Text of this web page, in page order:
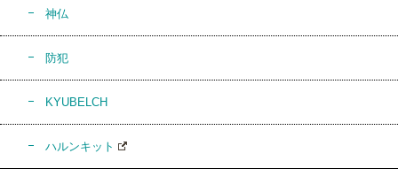
神仏
防犯
KYUBELCH
ハルンキット